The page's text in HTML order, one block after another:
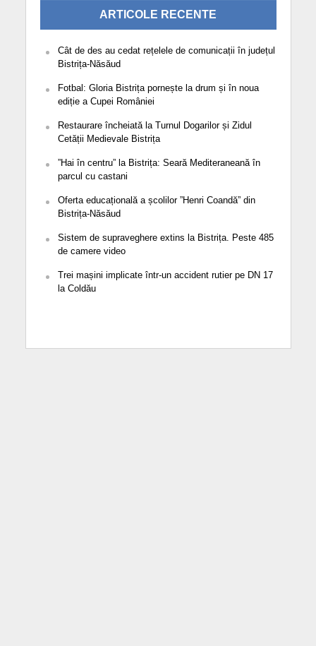
ARTICOLE RECENTE
Cât de des au cedat rețelele de comunicații în județul
Bistrița-Năsăud
Fotbal: Gloria Bistrița pornește la drum și în noua
ediție a Cupei României
Restaurare încheiată la Turnul Dogarilor și Zidul
Cetății Medievale Bistrița
”Hai în centru” la Bistrița: Seară Mediteraneană în
parcul cu castani
Oferta educațională a școlilor ”Henri Coandă” din
Bistrița-Năsăud
Sistem de supraveghere extins la Bistrița. Peste 485
de camere video
Trei mașini implicate într-un accident rutier pe DN 17
la Coldău